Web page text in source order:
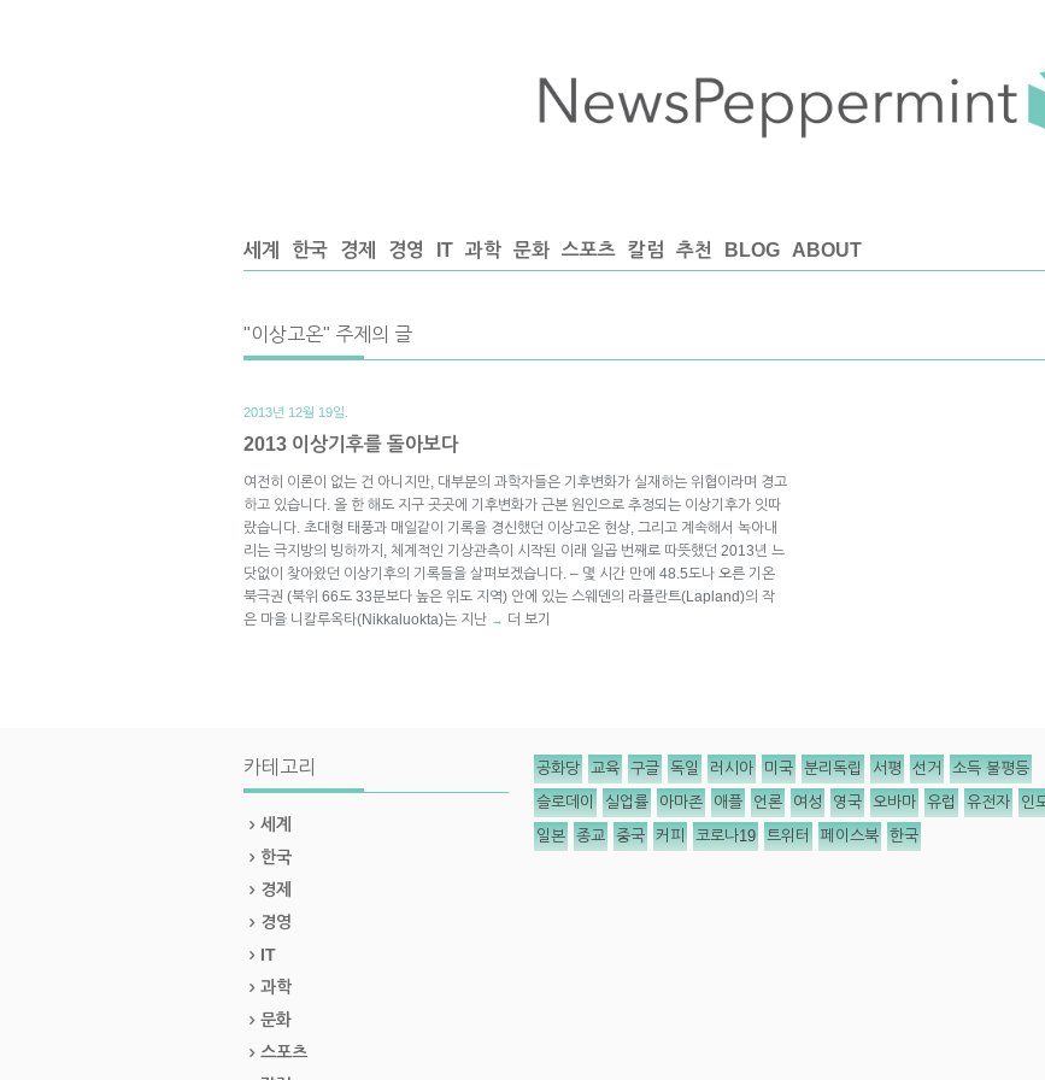
세계 한국 경제 경영 IT 과학 문화 스포츠 칼럼 추천 BLOG ABOUT
"이상고온" 주제의 글
2013년 12월 19일.
2013 이상기후를 돌아보다
여전히 이론이 없는 건 아니지만, 대부분의 과학자들은 기후변화가 실재하는 위협이라며 경고
하고 있습니다. 올 한 해도 지구 곳곳에 기후변화가 근본 원인으로 추정되는 이상기후가 잇따
랐습니다. 초대형 태풍과 매일같이 기록을 경신했던 이상고온 현상, 그리고 계속해서 녹아내
리는 극지방의 빙하까지, 체계적인 기상관측이 시작된 이래 일곱 번째로 따뜻했던 2013년 느
닷없이 찾아왔던 이상기후의 기록들을 살펴보겠습니다. – 몇 시간 만에 48.5도나 오른 기온
북극권 (북위 66도 33분보다 높은 위도 지역) 안에 있는 스웨덴의 라플란트(Lapland)의 작
은 마을 니칼루옥타(Nikkaluokta)는 지난 → 더 보기
카테고리
세계
한국
경제
경영
IT
과학
문화
스포츠
공화당 교육 구글 독일 러시아 미국 분리독립 서평 선거 소득 불평등
슬로데이 실업률 아마존 애플 언론 여성 영국 오바마 유럽 유전자 인
일본 종교 중국 커피 코로나19 트위터 페이스북 한국